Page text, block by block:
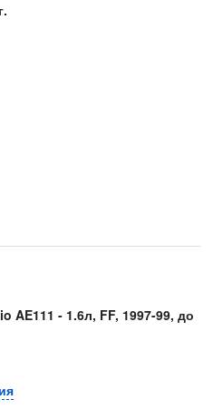
AE111 - 1.6л, FF, 1997-99, до